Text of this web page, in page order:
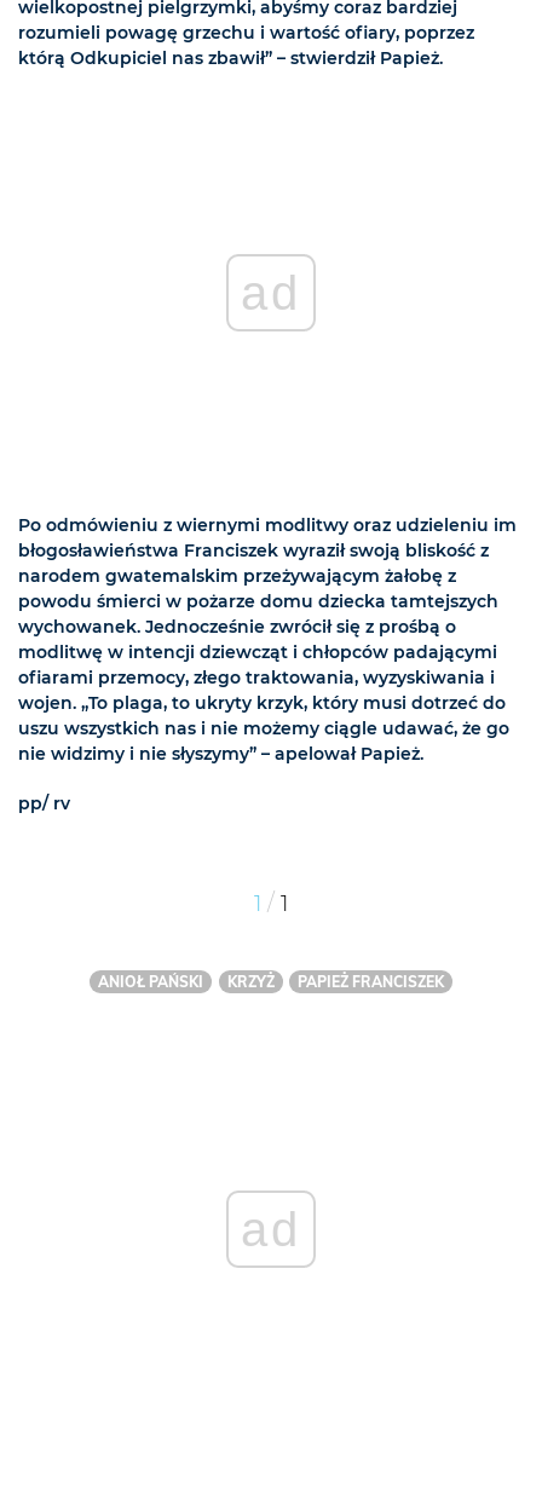
wielkopostnej pielgrzymki, abyśmy coraz bardziej
rozumieli powagę grzechu i wartość ofiary, poprzez
którą Odkupiciel nas zbawił” – stwierdził Papież.
ad
Po odmówieniu z wiernymi modlitwy oraz udzieleniu im
błogosławieństwa Franciszek wyraził swoją bliskość z
narodem gwatemalskim przeżywającym żałobę z
powodu śmierci w pożarze domu dziecka tamtejszych
wychowanek. Jednocześnie zwrócił się z prośbą o
modlitwę w intencji dziewcząt i chłopców padającymi
ofiarami przemocy, złego traktowania, wyzyskiwania i
wojen. „To plaga, to ukryty krzyk, który musi dotrzeć do
uszu wszystkich nas i nie możemy ciągle udawać, że go
nie widzimy i nie słyszymy” – apelował Papież.
pp/ rv
1 / 1
ANIOŁ PAŃSKI KRZYŻ PAPIEŻ FRANCISZEK
ad